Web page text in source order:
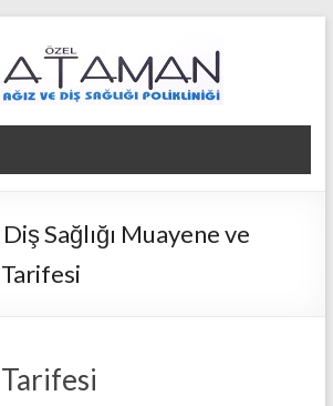
Sağlığı Muayene ve